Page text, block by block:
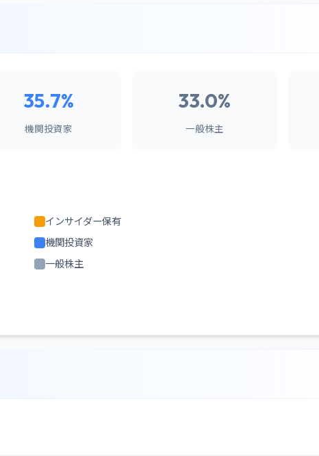
35.7%
機関投資家
33.0%
一般株主
インサイダー保有
機関投資家
一般株主